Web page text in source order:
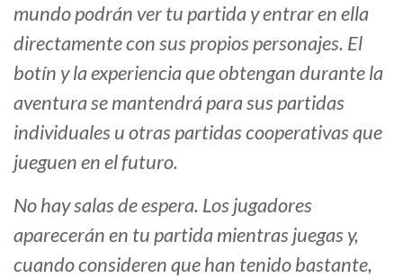
mundo podrán ver tu partida y entrar en ella
directamente con sus propios personajes. El
botín y la experiencia que obtengan durante la
aventura se mantendrá para sus partidas
individuales u otras partidas cooperativas que
jueguen en el futuro.
No hay salas de espera. Los jugadores
aparecerán en tu partida mientras juegas y,
cuando consideren que han tenido bastante,